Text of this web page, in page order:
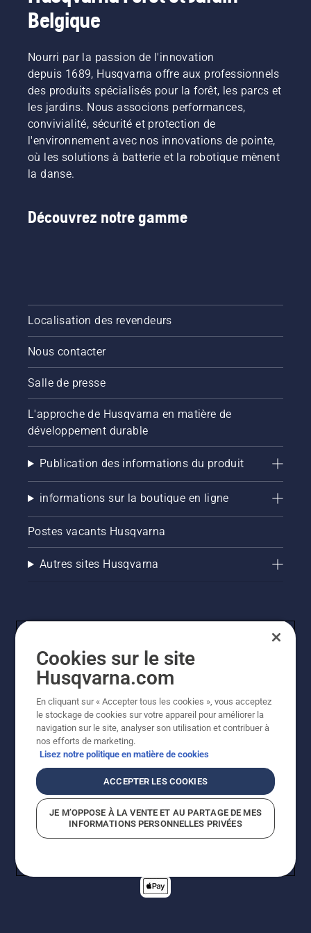
conditions
poussiéreuses.
L'huile
vidangée
de deux
façons
illustrées
dans
cette
vidéo.
de
s'assurer
qu'elle se
autour
du
guide-
sans
friction.
Cela
prolonge
chaîne et
de la
courte
vidéo
pour
savoir
vérifier
de
lubrification
de votre
chaîne
fonctionne
correctement.
Vérifiez
d'abord
le niveau
d'huile.
vous que
de
chaîne
est
desserré.
Faites
tourner
le
moteur
de la
tronçonneuse
à
quelques
d'un
constituent
sont nos
utilisateurs
les plus
exigeants.
Belgique
Nourri par la passion de l'innovation
depuis 1689, Husqvarna offre aux professionnels
des produits spécialisés pour la forêt, les parcs et
les jardins. Nous associons performances,
convivialité, sécurité et protection de
l'environnement avec nos innovations de pointe,
où les solutions à batterie et la robotique mènent
la danse.
Découvrez notre gamme
Localisation des revendeurs
Nous contacter
Salle de presse
L'approche de Husqvarna en matière de
développement durable
Publication des informations du produit
informations sur la boutique en ligne
Postes vacants Husqvarna
Autres sites Husqvarna
© Husqvarna AB (publ). Tous droits réservés. Les prix
indiqués sont des prix de vente conseillés. Tous les prix
indiqués sont des prix de vente recommandés (TVA
incluse), sauf si le produit est disponible pour un achat
direct.
Politique relative aux cookiesConditions d'utilisation
Cookies sur le site
Husqvarna.com
En cliquant sur « Accepter tous les cookies », vous acceptez
le stockage de cookies sur votre appareil pour améliorer la
navigation sur le site, analyser son utilisation et contribuer à
nos efforts de marketing.
Lisez notre politique en matière de cookies
ACCEPTER LES COOKIES
JE M’OPPOSE À LA VENTE ET AU PARTAGE DE MES
INFORMATIONS PERSONNELLES PRIVÉES